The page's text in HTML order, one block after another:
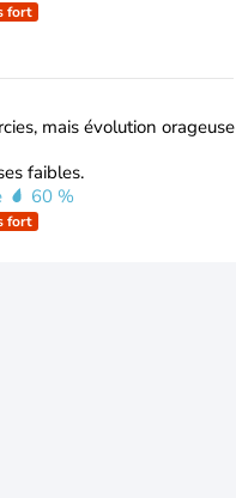
fort
mais évolution orageuse
faibles.
60 %
fort